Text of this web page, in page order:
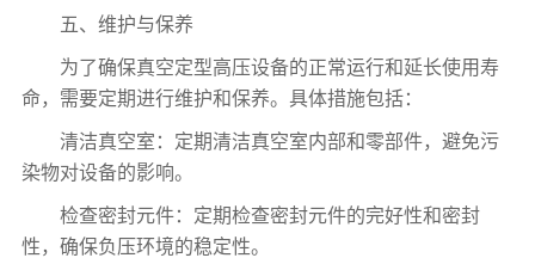
五、维护与保养
为了确保真空定型高压设备的正常运行和延长使用寿
命，需要定期进行维护和保养。具体措施包括：
清洁真空室：定期清洁真空室内部和零部件，避免污
染物对设备的影响。
检查密封元件：定期检查密封元件的完好性和密封
性，确保负压环境的稳定性。